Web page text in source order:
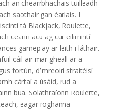
an chearrbhachais tuilleadh
saothair gan éarlais. I
tá Blackjack, Roulette,
ceann acu ag cur eilimintí
gameplay ar leith i láthair.
cáil air mar gheall ar a
fortún, d’imreoirí straitéisí
cártaí a úsáid, rud a
bua. Soláthraíonn Roulette,
eagar roghanna